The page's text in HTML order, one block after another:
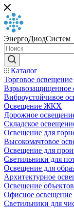
ЭнергоДиодСистем
Каталог
Торговое освещение
Взрывозащищенное
Виброустойчивое
Освещение ЖКХ
Дорожное
Складское
Освещение для
Высокомачтовое
Освещение для
Светильники для
Освещение для
Архитектурное
Освещение
Офисное освещение
Светильники для